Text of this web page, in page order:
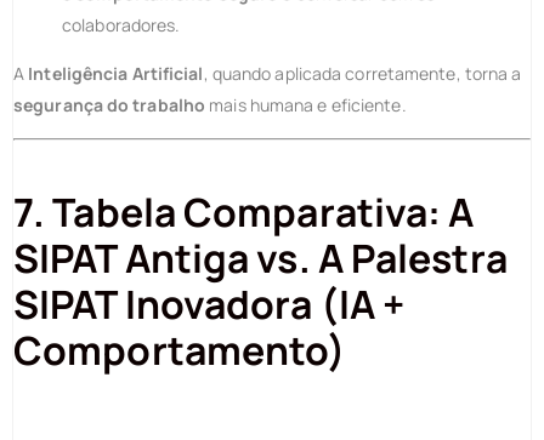
colaboradores.
A Inteligência Artificial, quando aplicada corretamente, torna a
segurança do trabalho mais humana e eficiente.
7. Tabela Comparativa: A
SIPAT Antiga vs. A Palestra
SIPAT Inovadora (IA +
Comportamento)